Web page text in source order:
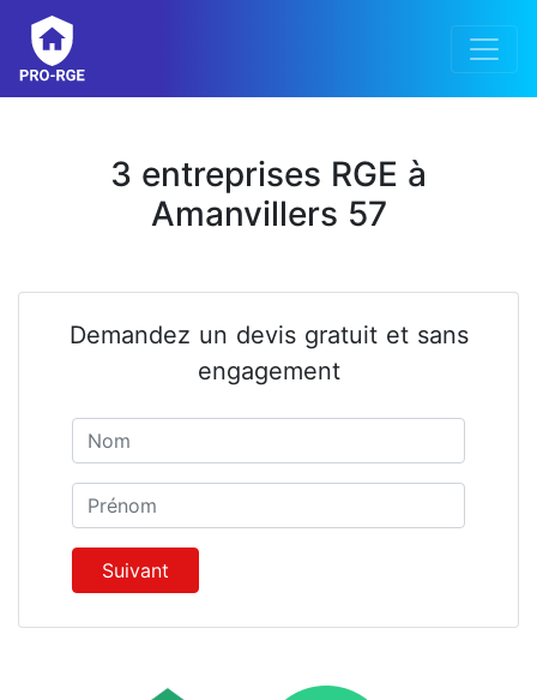
3 entreprises RGE à
Amanvillers 57
Demandez un devis gratuit et sans
engagement
Prénom
Suivant